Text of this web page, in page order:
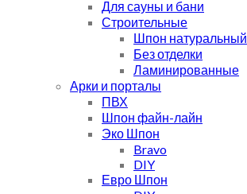
Для сауны и бани
Строительные
Шпон натуральный
Без отделки
Ламинированные
Арки и порталы
ПВХ
Шпон файн-лайн
Эко Шпон
Bravo
DIY
Евро Шпон